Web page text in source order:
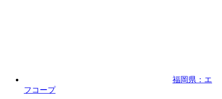
福岡県：エ
フコープ